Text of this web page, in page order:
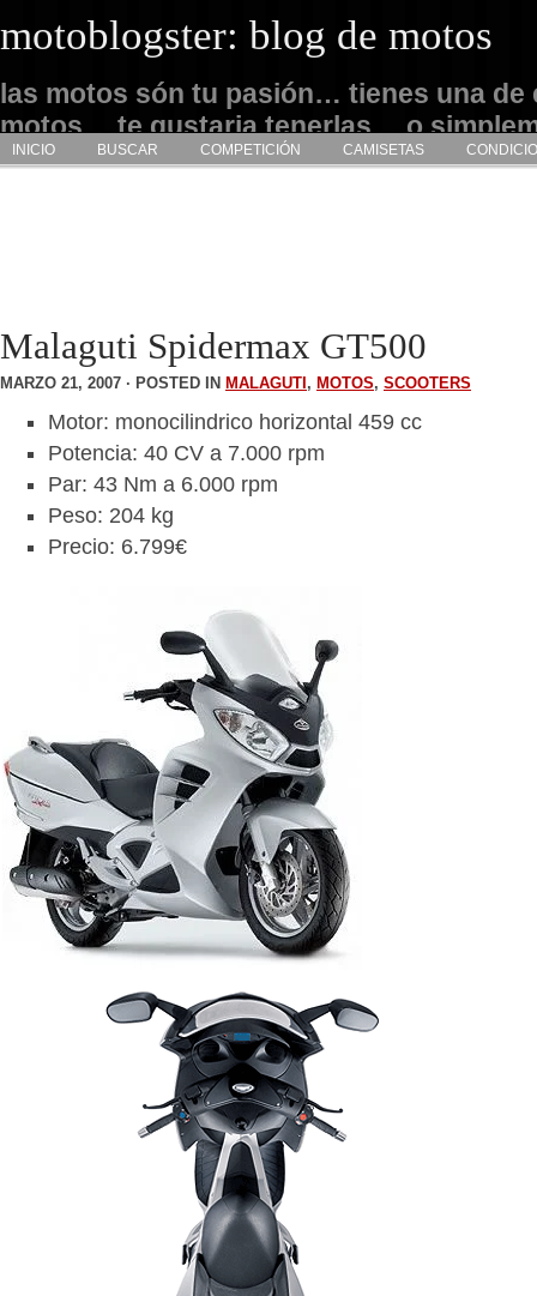
motoblogster: blog de motos
las motos són tu pasión… tienes una de
motos… te gustaria tenerlas… o
admirarlas… este es tu sitio
INICIO BUSCAR COMPETICIÓN CAMISETAS
Malaguti Spidermax GT500
MARZO 21, 2007 · POSTED IN MALAGUTI , MOTOS, SCOOTERS
Motor: monocilindrico horizontal 459 cc
Potencia: 40 CV a 7.000 rpm
Par: 43 Nm a 6.000 rpm
Peso: 204 kg
Precio: 6.799€